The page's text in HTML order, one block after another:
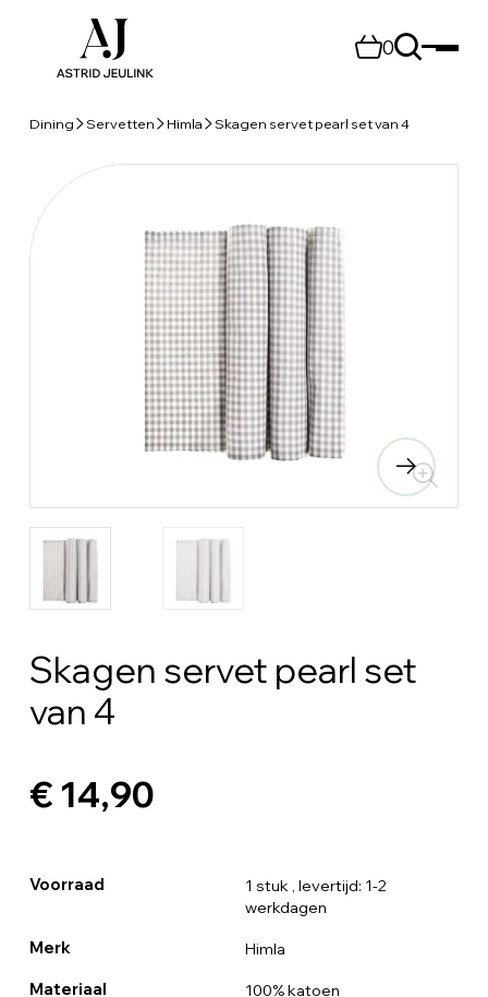
0
Dining Servetten Himla Skagen servet pearl set van 4
Skagen servet pearl set
van 4
€ 14,90
Voorraad 1 stuk , levertijd: 1-2
werkdagen
Merk Himla
Materiaal 100% katoen